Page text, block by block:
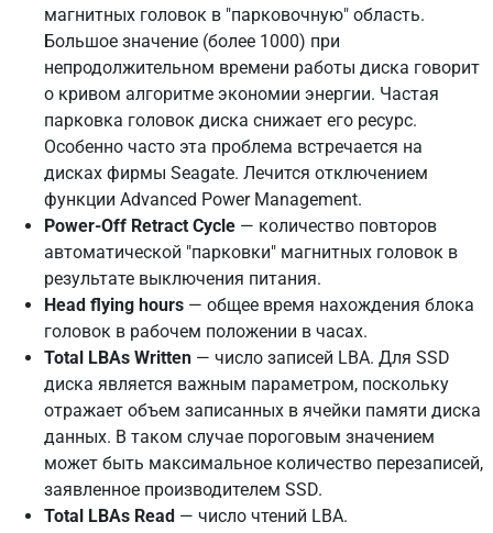
магнитных головок в "парковочную" область.
Большое значение (более 1000) при
непродолжительном времени работы диска говорит
о кривом алгоритме экономии энергии. Частая
парковка головок диска снижает его ресурс.
Особенно часто эта проблема встречается на
дисках фирмы Seagate. Лечится отключением
функции Advanced Power Management.
Power-Off Retract Cycle — количество повторов
автоматической "парковки" магнитных головок в
результате выключения питания.
Head flying hours — общее время нахождения блока
головок в рабочем положении в часах.
Total LBAs Written — число записей LBA. Для SSD
диска является важным параметром, поскольку
отражает объем записанных в ячейки памяти диска
данных. В таком случае пороговым значением
может быть максимальное количество перезаписей,
заявленное производителем SSD.
Total LBAs Read — число чтений LBA.